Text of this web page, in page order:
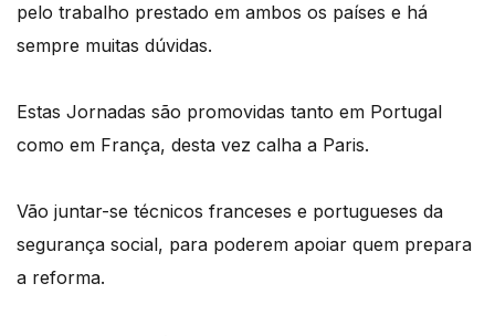
pelo trabalho prestado em ambos os países e há
sempre muitas dúvidas.
Estas Jornadas são promovidas tanto em Portugal
como em França, desta vez calha a Paris.
Vão juntar-se técnicos franceses e portugueses da
segurança social, para poderem apoiar quem prepara
a reforma.